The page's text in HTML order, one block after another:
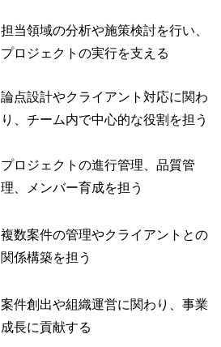
担当領域の分析や施策検討を行い、
プロジェクトの実行を支える
論点設計やクライアント対応に関わ
り、チーム内で中心的な役割を担う
プロジェクトの進行管理、品質管
理、メンバー育成を担う
複数案件の管理やクライアントとの
関係構築を担う
案件創出や組織運営に関わり、事業
成長に貢献する